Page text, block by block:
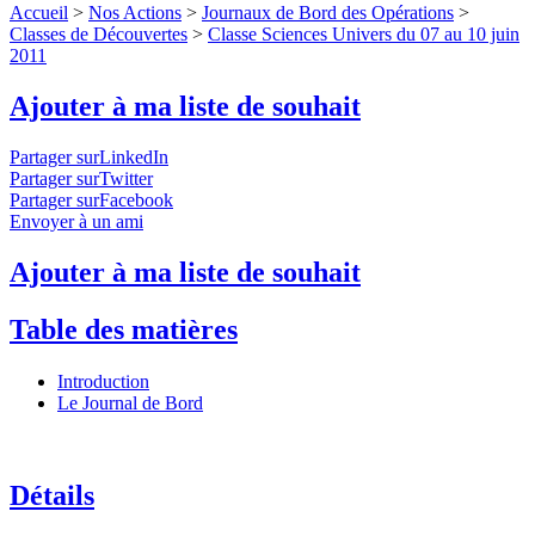
Accueil > Nos Actions > Journaux de Bord des Opérations >
Classes de Découvertes > Classe Sciences Univers du 07 au 10 juin
2011
Ajouter à ma liste de souhait
Partager surLinkedIn
Partager surTwitter
Partager surFacebook
Envoyer à un ami
Ajouter à ma liste de souhait
Table des matières
Introduction
Le Journal de Bord
Détails